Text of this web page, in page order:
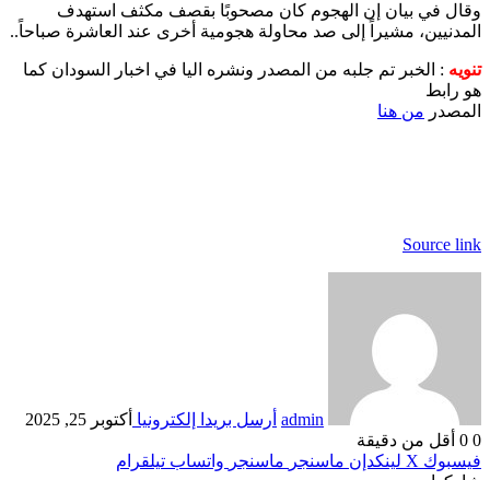
وقال في بيان إن الهجوم كان مصحوبًا بقصف مكثف استهدف
المدنيين، مشيراً إلى صد محاولة هجومية أخرى عند العاشرة صباحاً..
تنويه : الخبر تم جلبه من المصدر ونشره اليا في اخبار السودان كما
هو رابط
المصدر من هنا
Source link
admin أرسل بريدا إلكترونيا أكتوبر 25, 2025
0
أقل من دقيقة
فيسبوك ‫X لينكدإن ماسنجر ماسنجر واتساب تيلقرام